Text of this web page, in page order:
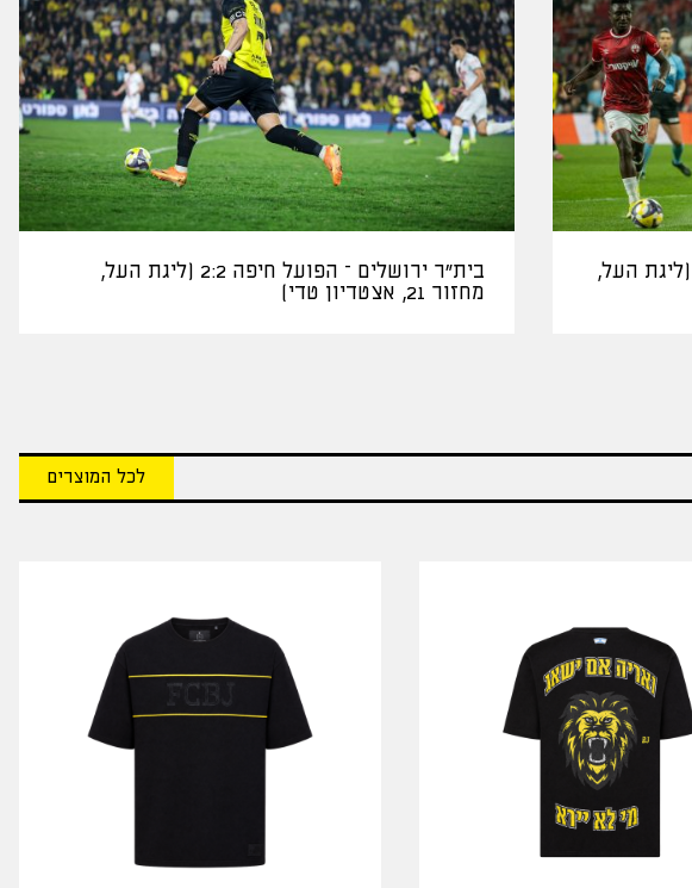
הפועל באר שבע – בית"ר ירושלים 1:2 (ליגת העל,
בית"ר ירושלים – הפועל חיפה 2:2 (ליגת העל,
מחזור 21, אצטדיון טדי)
לכל המוצרים